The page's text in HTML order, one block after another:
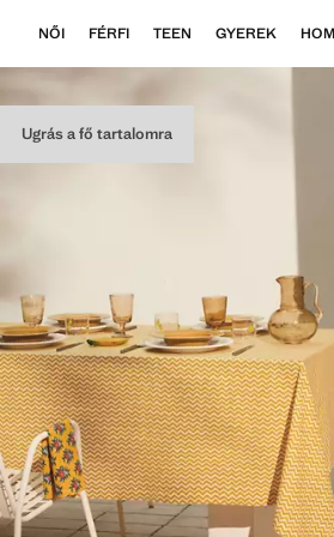
Ugrás a fő tartalomra
NŐI FÉRFI TEEN GYEREK